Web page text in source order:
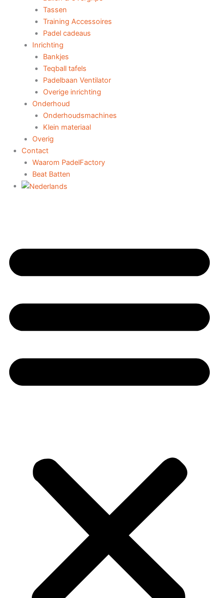
Tassen
Training Accessoires
Padel cadeaus
Inrichting
Bankjes
Teqball tafels
Padelbaan Ventilator
Overige inrichting
Onderhoud
Onderhoudsmachines
Klein materiaal
Overig
Contact
Waarom PadelFactory
Beat Batten